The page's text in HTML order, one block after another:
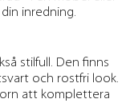
inredning.
stilfull. Den finns
och rostfri look.
att komplettera